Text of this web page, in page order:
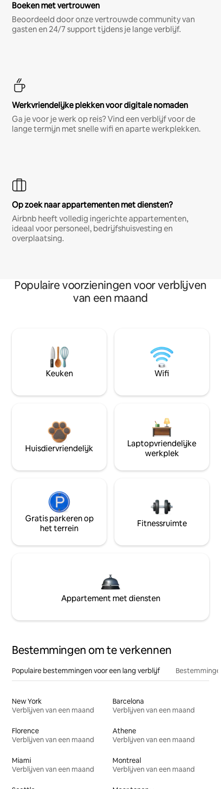
Boeken met vertrouwen
Beoordeeld door onze vertrouwde community van
gasten en 24/7 support tijdens je lange verblijf.
Werkvriendelijke plekken voor digitale nomaden
Ga je voor je werk op reis? Vind een verblijf voor de
lange termijn met snelle wifi en aparte werkplekken.
Op zoek naar appartementen met diensten?
Airbnb heeft volledig ingerichte appartementen,
ideaal voor personeel, bedrijfshuisvesting en
overplaatsing.
Populaire voorzieningen voor verblijven
van een maand
Keuken Wifi
Huisdiervriendelijk
Laptopvriendelijke
werkplek
Gratis parkeren op
het terrein
Fitnessruimte
Appartement met diensten
Bestemmingen om te verkennen
Populaire bestemmingen voor een lang verblijf
New York
Verblijven van een maand
Barcelona
Verblijven van een maand
Florence
Verblijven van een maand
Athene
Verblijven van een maand
Miami
Verblijven van een maand
Montreal
Verblijven van een maand